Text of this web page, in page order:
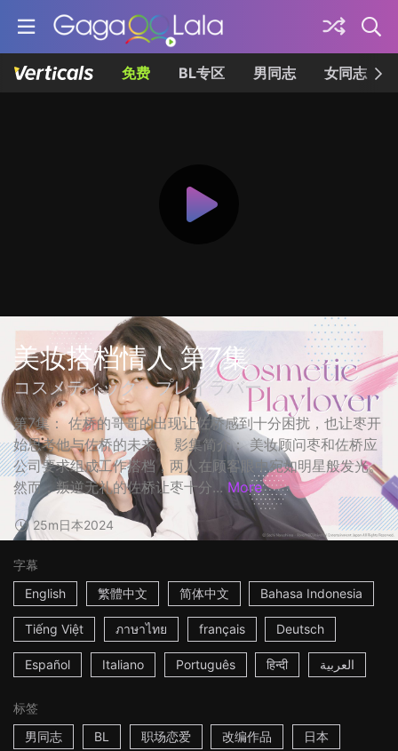
免费 BL专区 男同志 女同志
美妆搭档情人 第7集
コスメティック・プレイラバー
第7集： 佐桥的哥哥的出现让佐桥感到十分困扰，也让枣开
始思考他与佐桥的未来。 影集简介： 美妆顾问枣和佐桥应
公司要求组成工作搭档，两人在顾客眼中宛如明星般发光。
然而，叛逆无礼的佐桥让枣十分... More
25m日本2024
字幕
English
繁體中文 简体中文 Bahasa Indonesia
Tiếng Việt ภาษาไทย français Deutsch
Español Italiano Português हिन्दी العربية
标签
男同志
BL 职场恋爱 改编作品 日本